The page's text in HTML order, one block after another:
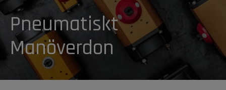
Pneumatiskt
Manöverdon